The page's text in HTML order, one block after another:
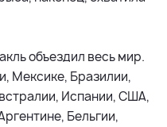
объездил весь мир.
Мексике, Бразилии,
Испании, США,
Бельгии,